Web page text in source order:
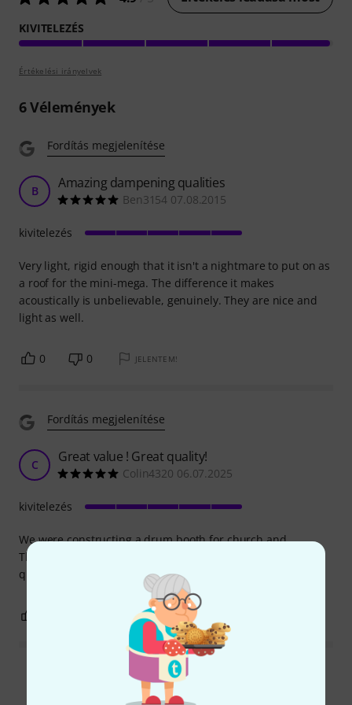
KIVITELEZÉS
Értékelési irányelvek
6Vélemények
Fordítás megjelenítése
B Amazing dampening qualities
Ben3154 07.08.2015
Very light, rigid enough that it isn't a nightmare to put on as
a roof for the mini-mega. The difference it makes
acoustically is unbelievable, genuinely. They are nice and
light as well.
kivitelezés
0 0 JELENTEM!
Fordítás megjelenítése
C Great value ! Great quality!
Colin4320 06.07.2025
We were constructing a drum booth for church and
Thomann had exactly what we needed. Good price and
quick delivery
kivitelezés
JELENTEM!
Összes értékelés olvasása